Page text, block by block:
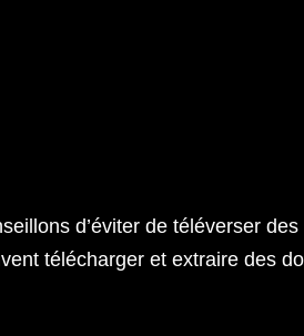
d’éviter de téléverser
télécharger et extraire des